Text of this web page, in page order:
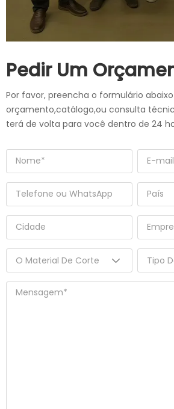
Pedir Um
Por favor, preencha o formulário
orçamento,catálogo,ou consulta
terá de volta para você dentro de 24